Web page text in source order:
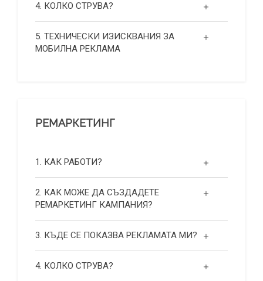
4. КОЛКО СТРУВА?
5. ТЕХНИЧЕСКИ ИЗИСКВАНИЯ ЗА
МОБИЛНА РЕКЛАМА
РЕМАРКЕТИНГ
1. КАК РАБОТИ?
2. КАК МОЖЕ ДА СЪЗДАДЕТЕ
РЕМАРКЕТИНГ КАМПАНИЯ?
3. КЪДЕ СЕ ПОКАЗВА РЕКЛАМАТА МИ?
4. КОЛКО СТРУВА?